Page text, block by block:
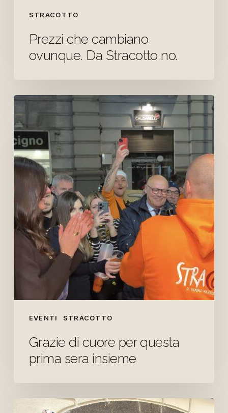
STRACOTTO
Prezzi che cambiano
ovunque. Da Stracotto no.
EVENTI STRACOTTO
Grazie
di
cuore
per
questa
prima
insieme
Grazie di cuore per questa
prima sera insieme
Apertura